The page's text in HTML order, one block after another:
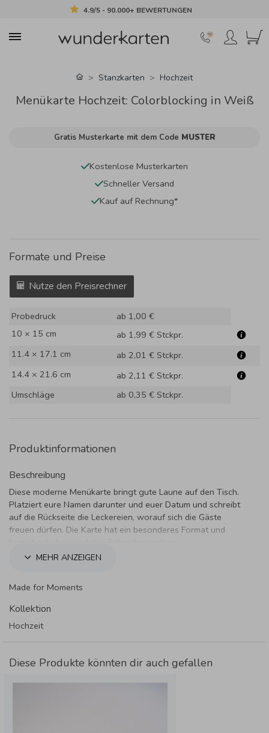
4.9/5 - 90.000+ BEWERTUNGEN
Stanzkarten Hochzeit
Menükarte Hochzeit: Colorblocking in Weiß
Gratis Musterkarte mit dem Code MUSTER
Kostenlose Musterkarten
Schneller Versand
Kauf auf Rechnung*
Formate und Preise
Nutze den Preisrechner
Probedruck
ab 1,00 €
10 × 15 cm
ab 1,99 € Stckpr.
11.4 × 17.1 cm
ab 2,01 € Stckpr.
14.4 × 21.6 cm
ab 2,11 € Stckpr.
Umschläge
ab 0,35 € Stckpr.
Produktinformationen
Beschreibung
Diese moderne Menükarte bringt gute Laune auf den Tisch.
Platziert eure Namen darunter und euer Datum und schreibt
auf die Rückseite die Leckereien, worauf sich die Gäste
freuen dürfen. Die Karte hat ein besonderes Format und
MEHR ANZEIGEN
Made for Moments
Kollektion
Hochzeit
Diese Produkte könnten dir auch gefallen